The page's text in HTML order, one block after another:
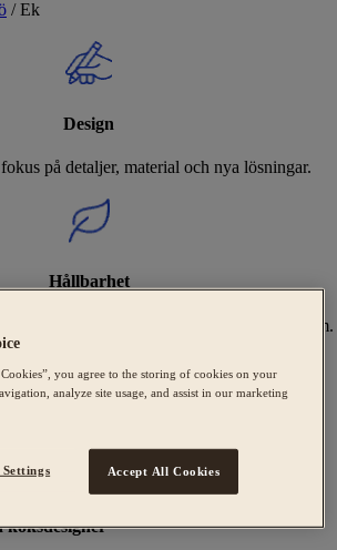
/ Ek
Design
på detaljer, material och nya lösningar.
Hållbarhet
av Svanenmärkta kök, tillverkade i Tidaholm.
ditt unika kök från design till montering.
köksdesigner
you agree to the storing of cookies on your
analyze site usage, and assist in our marketing
Settings Accept All Cookies